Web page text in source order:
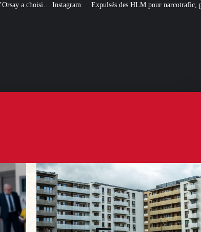
Expulsés des HLM pour narcotrafic, peuvent-ils obtenir un